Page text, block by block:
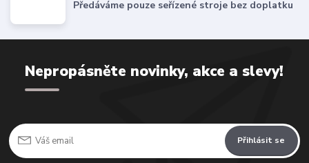
Předáváme pouze seřízené stroje bez doplatku
Nepropásněte novinky, akce a slevy!
Přihlásit se